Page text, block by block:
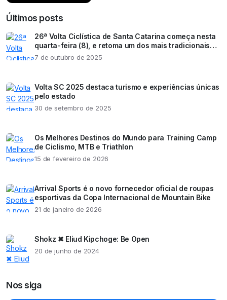
Últimos posts
26ª Volta Ciclística de Santa Catarina começa nesta
quarta-feira (8), e retoma um dos mais tradicionais
eventos esportivos do estado
7 de outubro de 2025
Volta SC 2025 destaca turismo e experiências únicas
pelo estado
30 de setembro de 2025
Os Melhores Destinos do Mundo para Training Camp
de Ciclismo, MTB e Triathlon
15 de fevereiro de 2026
Arrival Sports é o novo fornecedor oficial de roupas
esportivas da Copa Internacional de Mountain Bike
21 de janeiro de 2026
Shokz ✖ Eliud Kipchoge: Be Open
20 de junho de 2024
Nos siga